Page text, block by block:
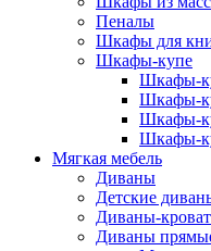
Пеналы
Шкафы для
Шкафы-купе
Шкафы-
Шкафы-
Шкафы-
Шкафы-
Мягкая мебель
Диваны
Детские
Диваны-
Диваны